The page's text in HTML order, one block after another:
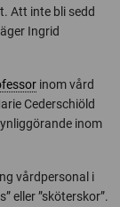
Att inte bli sedd
Ingrid
inom vård
Cederschiöld
inom
vårdpersonal i
eller ”sköterskor”.